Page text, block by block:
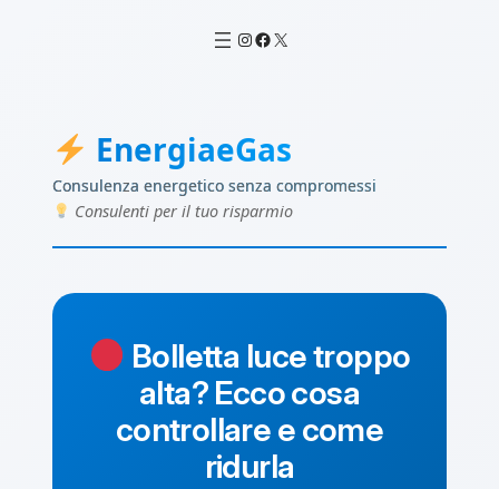
Instagram
Facebook
X
EnergiaeGas
Consulenza energetico senza compromessi
Consulenti per il tuo risparmio
Bolletta luce troppo
alta? Ecco cosa
controllare e come
ridurla